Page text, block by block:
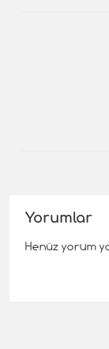
Yorumlar
Henüz yorum